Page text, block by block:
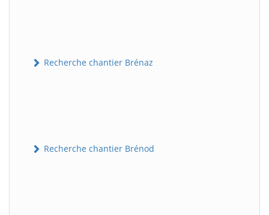
Recherche chantier Brénaz
Recherche chantier Brénod